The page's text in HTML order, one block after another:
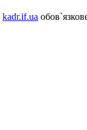
kadr.if.ua